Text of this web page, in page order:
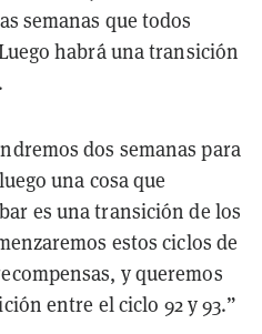
semanas que todos
habrá una transición
dos semanas para
una cosa que
es una transición de los
estos ciclos de
y queremos
entre el ciclo 92 y 93.”